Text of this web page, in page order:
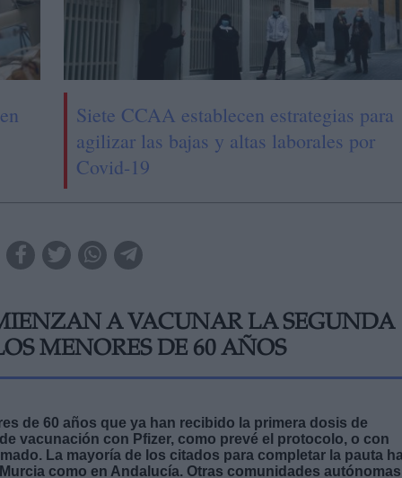
Siete CCAA establecen estrategias para
agilizar las bajas y altas laborales por
Covid-19
A VACUNAR LA SEGUNDA
MENORES DE 60 AÑOS
de 60 años que ya han recibido la primera dosis de
vacunación con Pfizer, como prevé el protocolo, o con
La mayoría de los citados para completar la pauta
como en Andalucía. Otras comunidades